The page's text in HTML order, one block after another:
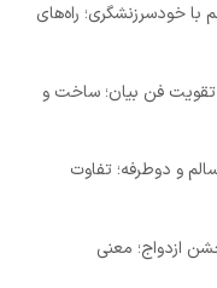
خودسرزنشگری؛ راه‌های
فن بیان؛ ساخت و
و دوطرفه؛ تفاوت
ازدواج؛ معنی